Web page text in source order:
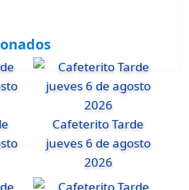
Cafeterito Tarde
jueves 6 de agosto
2026